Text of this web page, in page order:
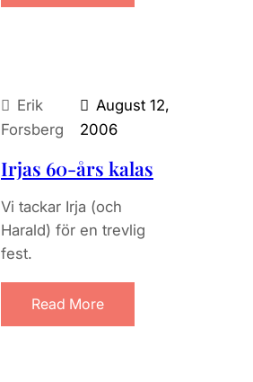
Erik
Forsberg
August 12,
2006
Irjas 60-års kalas
Vi tackar Irja (och
Harald) för en trevlig
fest.
Read More